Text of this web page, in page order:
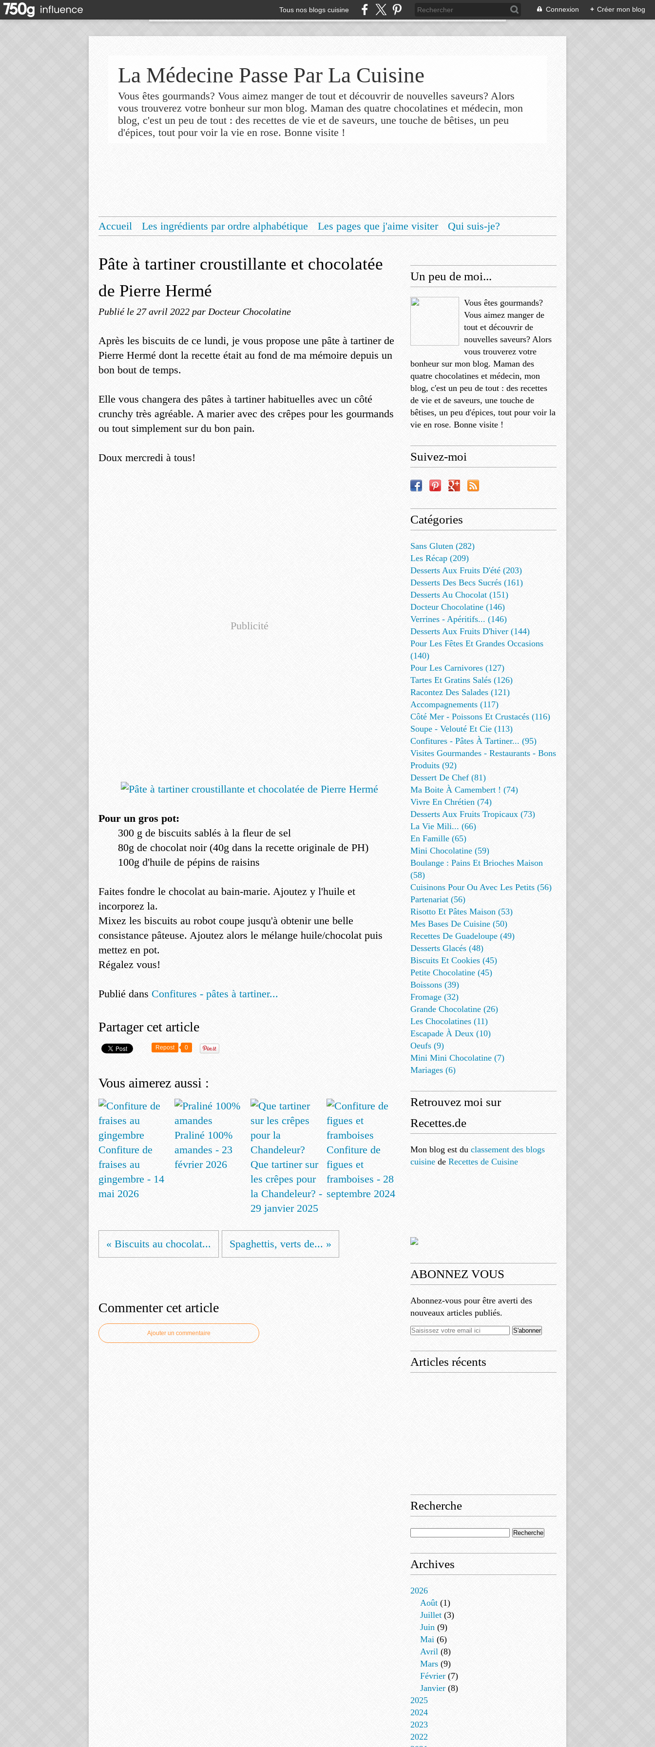
Tous nos blogs cuisine Connexion + Créer mon blog
La Médecine Passe Par La Cuisine
Vous êtes gourmands? Vous aimez manger de tout et découvrir de nouvelles saveurs? Alors
vous trouverez votre bonheur sur mon blog. Maman des quatre chocolatines et médecin, mon
blog, c'est un peu de tout : des recettes de vie et de saveurs, une touche de bêtises, un peu
d'épices, tout pour voir la vie en rose. Bonne visite !
Accueil Les ingrédients par ordre alphabétique Les pages que j'aime visiter
Qui suis-je?
Pâte à tartiner croustillante et chocolatée
de Pierre Hermé
Publié le 27 avril 2022 par Docteur Chocolatine
Après les biscuits de ce lundi, je vous propose une pâte à tartiner de
Pierre Hermé dont la recette était au fond de ma mémoire depuis un
bon bout de temps.
Elle vous changera des pâtes à tartiner habituelles avec un côté
crunchy très agréable. A marier avec des crêpes pour les gourmands
ou tout simplement sur du bon pain.
Doux mercredi à tous!
Publicité
Pour un gros pot:
300 g de biscuits sablés à la fleur de sel
80g de chocolat noir (40g dans la recette originale de PH)
100g d'huile de pépins de raisins
Faites fondre le chocolat au bain-marie. Ajoutez y l'huile et
incorporez la.
Mixez les biscuits au robot coupe jusqu'à obtenir une belle
consistance pâteuse. Ajoutez alors le mélange huile/chocolat puis
mettez en pot.
Régalez vous!
Publié dans Confitures - pâtes à tartiner...
Partager cet article
Repost 0
Vous aimerez aussi :
Confiture de
fraises au
gingembre - 14
mai 2026
Praliné 100%
amandes - 23
février 2026
Que tartiner sur
les crêpes pour
la Chandeleur? -
29 janvier 2025
Confiture de
figues et
framboises - 28
septembre 2024
« Biscuits au chocolat... Spaghettis, verts de... »
Commenter cet article
Ajouter un commentaire
Un peu de moi...
Vous êtes gourmands?
Vous aimez manger de
tout et découvrir de
nouvelles saveurs? Alors
vous trouverez votre
bonheur sur mon blog. Maman des
quatre chocolatines et médecin, mon
blog, c'est un peu de tout : des recettes
de vie et de saveurs, une touche de
bêtises, un peu d'épices, tout pour voir la
vie en rose. Bonne visite !
Suivez-moi
Catégories
Sans Gluten (282)
Les Récap (209)
Desserts Aux Fruits D'été (203)
Desserts Des Becs Sucrés (161)
Desserts Au Chocolat (151)
Docteur Chocolatine (146)
Verrines - Apéritifs... (146)
Desserts Aux Fruits D'hiver (144)
Pour Les Fêtes Et Grandes Occasions
(140)
Pour Les Carnivores (127)
Tartes Et Gratins Salés (126)
Racontez Des Salades (121)
Accompagnements (117)
Côté Mer - Poissons Et Crustacés (116)
Soupe - Velouté Et Cie (113)
Confitures - Pâtes À Tartiner... (95)
Visites Gourmandes - Restaurants - Bons
Produits (92)
Dessert De Chef (81)
Ma Boite À Camembert ! (74)
Vivre En Chrétien (74)
Desserts Aux Fruits Tropicaux (73)
La Vie Mili... (66)
En Famille (65)
Mini Chocolatine (59)
Boulange : Pains Et Brioches Maison
(58)
Cuisinons Pour Ou Avec Les Petits (56)
Partenariat (56)
Risotto Et Pâtes Maison (53)
Mes Bases De Cuisine (50)
Recettes De Guadeloupe (49)
Desserts Glacés (48)
Biscuits Et Cookies (45)
Petite Chocolatine (45)
Boissons (39)
Fromage (32)
Grande Chocolatine (26)
Les Chocolatines (11)
Escapade À Deux (10)
Oeufs (9)
Mini Mini Chocolatine (7)
Mariages (6)
Retrouvez moi sur
Recettes.de
Mon blog est du classement des blogs
cuisine de Recettes de Cuisine
ABONNEZ VOUS
Abonnez-vous pour être averti des
nouveaux articles publiés.
Articles récents
Recherche
Archives
2026
Août (1)
Juillet (3)
Juin (9)
Mai (6)
Avril (8)
Mars (9)
Février (7)
Janvier (8)
2025
2024
2023
2022